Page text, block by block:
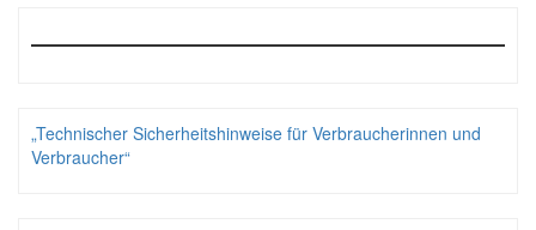
„Technischer Sicherheitshinweise für Verbraucherinnen und
Verbraucher“